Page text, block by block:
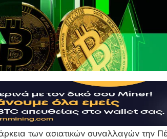
των ασιατικών συναλλαγών την